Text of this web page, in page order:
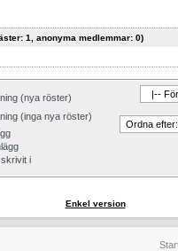
1, anonyma medlemmar: 0)
(nya röster)
(inga nya röster)
i
Enkel version